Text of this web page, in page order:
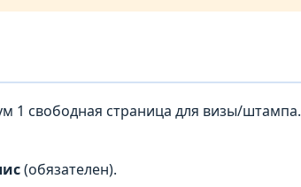
1 свободная страница для визы/штампа.
(обязателен).